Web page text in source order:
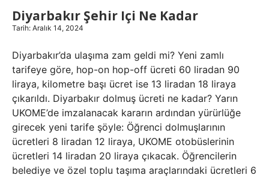
Diyarbakır Şehir Içi Ne Kadar
Tarih: Aralık 14, 2024
Diyarbakır’da ulaşıma zam geldi mi? Yeni zamlı
tarifeye göre, hop-on hop-off ücreti 60 liradan 90
liraya, kilometre başı ücret ise 13 liradan 18 liraya
çıkarıldı. Diyarbakır dolmuş ücreti ne kadar? Yarın
UKOME’de imzalanacak kararın ardından yürürlüğe
girecek yeni tarife şöyle: Öğrenci dolmuşlarının
ücretleri 8 liradan 12 liraya, UKOME otobüslerinin
ücretleri 14 liradan 20 liraya çıkacak. Öğrencilerin
belediye ve özel toplu taşıma araçlarındaki ücretleri 6